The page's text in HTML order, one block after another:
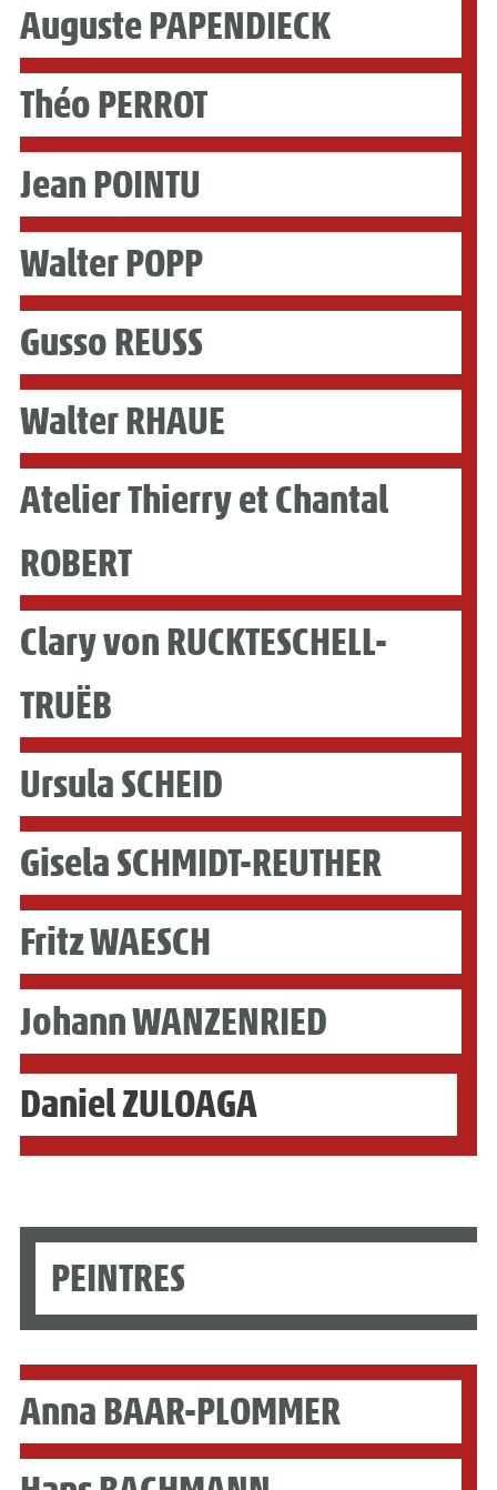
Auguste PAPENDIECK
Théo PERROT
Jean POINTU
Walter POPP
Gusso REUSS
Walter RHAUE
Atelier Thierry et Chantal
ROBERT
Clary von RUCKTESCHELL-
TRUËB
Ursula SCHEID
Gisela SCHMIDT-REUTHER
Fritz WAESCH
Johann WANZENRIED
Daniel ZULOAGA
PEINTRES
Anna BAAR-PLOMMER